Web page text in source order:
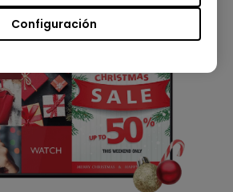
Configuración